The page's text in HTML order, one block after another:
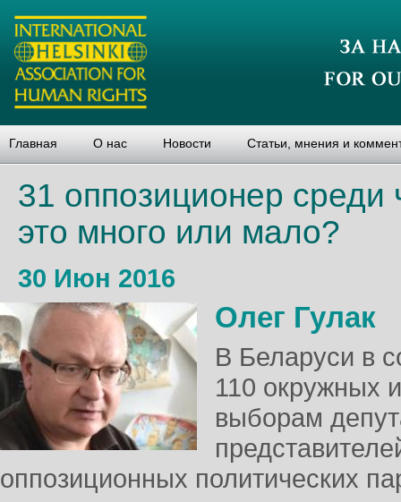
Главная О нас Новости Статьи, мнения и
31 оппозиционер среди
это много или мало?
30 Июн 2016
Олег Гулак
В Беларуси в
110 окружных
выборам
оппозиционных политических